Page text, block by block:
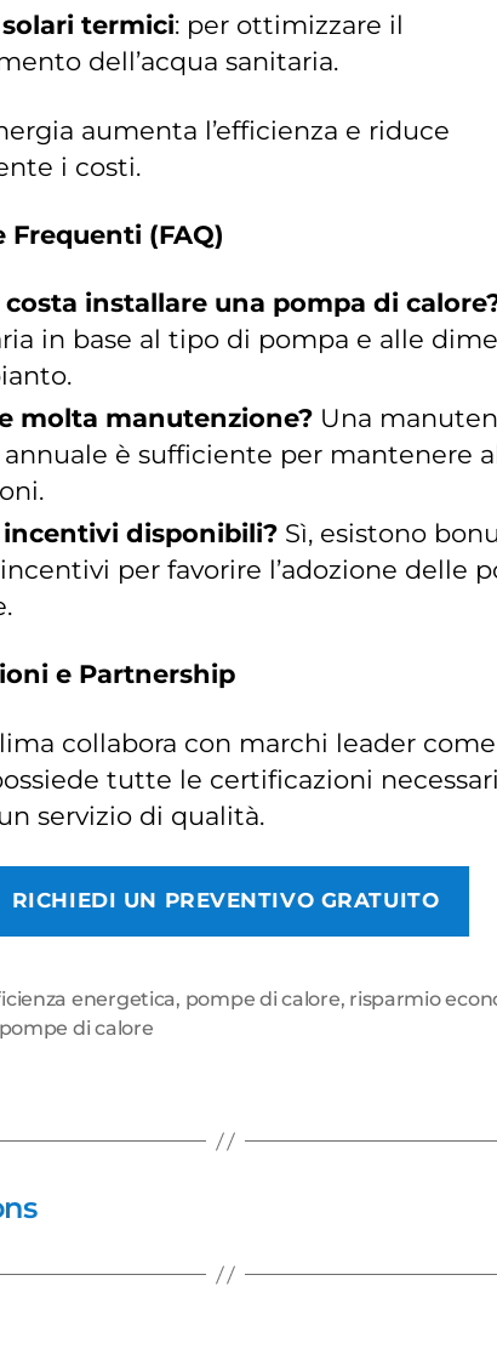
termici: per ottimizzare il
dell’acqua sanitaria.
aumenta l’efficienza e riduce
i costi.
Frequenti (FAQ)
installare una pompa di
in base al tipo di pompa e alle
molta manutenzione? Una
è sufficiente per mantenere
incentivi disponibili? Sì, esistono
per favorire l’adozione delle
e Partnership
collabora con marchi leader come
tutte le certificazioni
servizio di qualità.
RICHIEDI UN PREVENTIVO GRATUITO
energetica, pompe di calore, risparmio
di calore